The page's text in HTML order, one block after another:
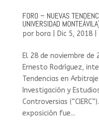
FORO – NUEVAS
UNIVERSIDAD
por bora| Dic 5, 2018|
El 28 de noviembre de
Ernesto Rodríguez,
Tendencias en
Investigación y
Controversias
exposición fue...